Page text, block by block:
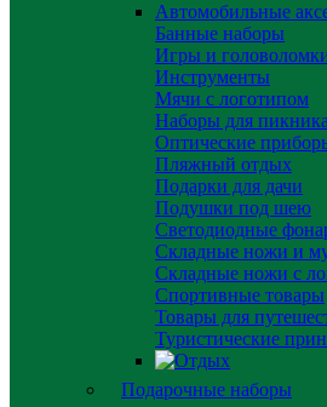
Автомобильные
Банные наборы
Игры и
Инструменты
Мячи с логотипом
Наборы для
Оптические
Пляжный отдых
Подарки для дачи
Подушки под шею
Светодиодные
Складные ножи и
Складные ножи с
Спортивные товары
Товары для
Туристические
Подарочные наборы